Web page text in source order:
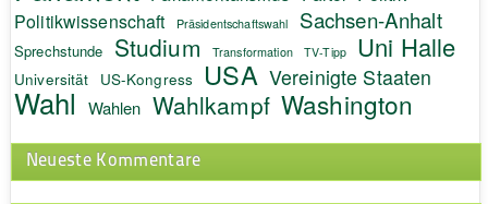
Politikwissenschaft Präsidentschaftswahl Sachsen-Anhalt
Sprechstunde Studium Transformation TV-Tipp Uni Halle
Universität US-Kongress USA Vereinigte Staaten
Wahl Wahlen Wahlkampf Washington
Neueste Kommentare